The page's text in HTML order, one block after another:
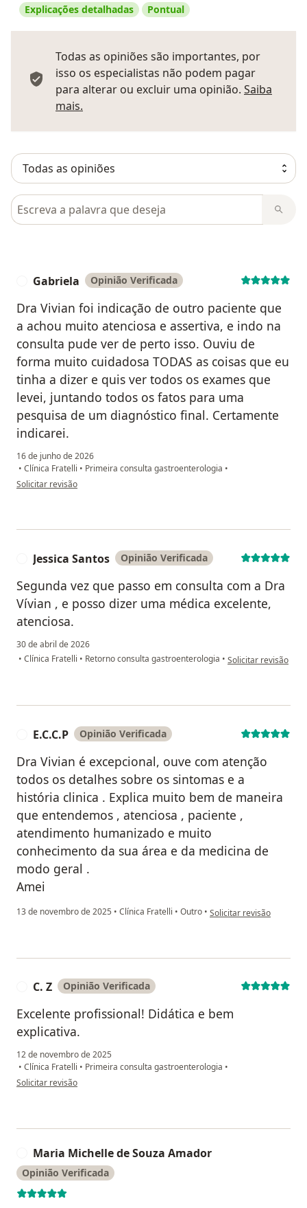
Explicações detalhadas Pontual
Todas as opiniões são importantes, por
isso os especialistas não podem pagar
para alterar ou excluir uma opinião. Saiba
mais.
Pesquisar em opiniões
Gabriela Opinião Verificada
Dra Vivian foi indicação de outro paciente que
a achou muito atenciosa e assertiva, e indo na
consulta pude ver de perto isso. Ouviu de
forma muito cuidadosa TODAS as coisas que eu
tinha a dizer e quis ver todos os exames que
levei, juntando todos os fatos para uma
pesquisa de um diagnóstico final. Certamente
indicarei.
16 de junho de 2026
• Clínica Fratelli • Primeira consulta gastroenterologia •
na opinião do utilizador Gabriela
Solicitar revisão
Jessica Santos Opinião Verificada
Segunda vez que passo em consulta com a Dra
Vívian , e posso dizer uma médica excelente,
atenciosa.
30 de abril de 2026
• Clínica Fratelli • Retorno consulta gastroenterologia • na opinião do
Solicitar revisão
E.C.C.P Opinião Verificada
Dra Vivian é excepcional, ouve com atenção
todos os detalhes sobre os sintomas e a
história clinica . Explica muito bem de maneira
que entendemos , atenciosa , paciente ,
atendimento humanizado e muito
conhecimento da sua área e da medicina de
modo geral .
Amei
13 de novembro de 2025 • Clínica Fratelli • Outro • na opinião do utilizador
Solicitar revisão
C. Z Opinião Verificada
Excelente profissional! Didática e bem
explicativa.
12 de novembro de 2025
• Clínica Fratelli • Primeira consulta gastroenterologia •
na opinião do utilizador C. Z
Solicitar revisão
Maria Michelle de Souza Amador
Opinião Verificada